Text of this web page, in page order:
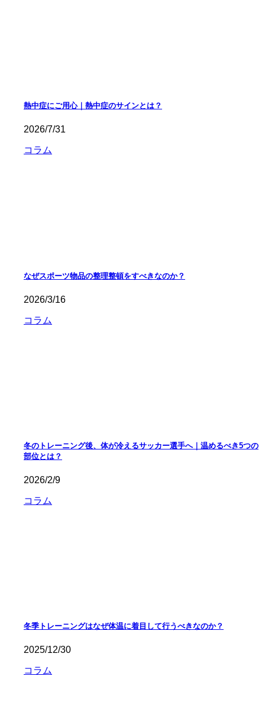
熱中症にご用心｜熱中症のサインとは？
2026/7/31
コラム
なぜスポーツ物品の整理整頓をすべきなのか？
2026/3/16
コラム
冬のトレーニング後、体が冷えるサッカー選手へ｜温めるべき5つの
部位とは？
2026/2/9
コラム
冬季トレーニングはなぜ体温に着目して行うべきなのか？
2025/12/30
コラム